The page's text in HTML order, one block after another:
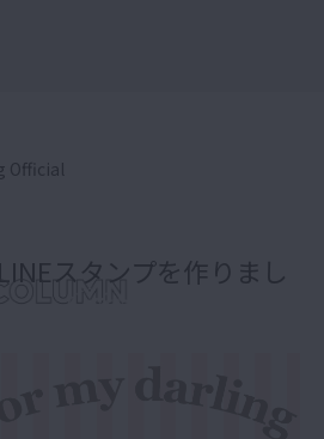
Official
スタンプを作りまし